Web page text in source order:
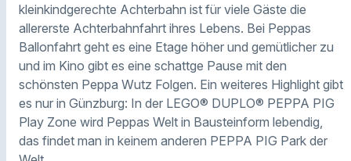
kleinkindgerechte Achterbahn ist für viele Gäste die
allererste Achterbahnfahrt ihres Lebens. Bei Peppas
Ballonfahrt geht es eine Etage höher und gemütlicher zu
und im Kino gibt es eine schattge Pause mit den
schönsten Peppa Wutz Folgen. Ein weiteres Highlight gibt
es nur in Günzburg: In der LEGO® DUPLO® PEPPA PIG
Play Zone wird Peppas Welt in Bausteinform lebendig,
das findet man in keinem anderen PEPPA PIG Park der